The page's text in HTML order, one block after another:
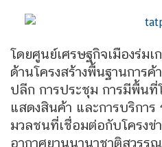
โดยศูนย์เศรษฐกิจเมืองร่ม
ด้านโครงสร้างพื้นฐานการค้
ปลีก การประชุม การมีพื้นที่
แสดงสินค้า และการบริการ
มวลชนที่เชื่อมต่อกับโครงข่
อากาศยานนานาชาติสุวรร